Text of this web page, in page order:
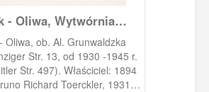
- Oliwa, Wytwórnia
Oliwa, ob. Al. Grunwaldzka
Str. 13, od 1930 -1945 r.
Str. 497). Właściciel: 1894
Richard Toerckler, 1931 -